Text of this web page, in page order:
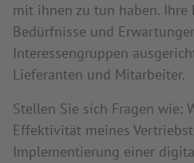
mit ihnen zu tun haben. Ihre
Bedürfnisse und
Interessengruppen
Lieferanten und Mitarbeiter.
Stellen Sie sich Fragen wie:
Effektivität meines
Implementierung einer